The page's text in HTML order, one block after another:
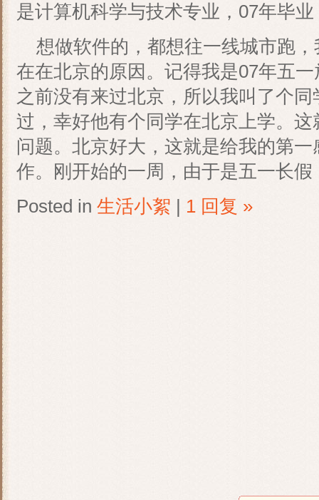
是计算机科学与技术专业，07年毕
想做软件的，都想往一线城市跑
在在北京的原因。记得我是07年五
之前没有来过北京，所以我叫了个
过，幸好他有个同学在北京上学。
问题。北京好大，这就是给我的第
作。刚开始的一周，由于是五一长
Posted in 生活小絮 | 1 回复 »